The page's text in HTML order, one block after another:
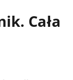
Cała